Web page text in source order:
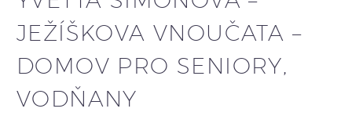
JEŽÍŠKOVA VNOUČATA –
DOMOV PRO SENIORY,
VODŇANY